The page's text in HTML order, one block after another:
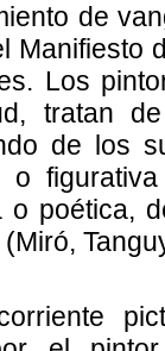
de
Manifiesto
Los
tratan
de los
o
o poética,